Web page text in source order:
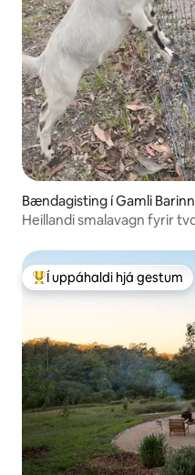
Bændagisting í Gamli Barinn
Heillandi smalavagn fyrir
Í mestu uppáhaldi hjá
Í uppáhaldi hjá gestum